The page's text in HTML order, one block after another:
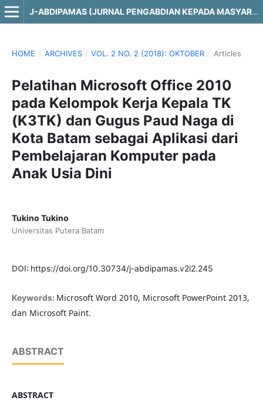
J-ABDIPAMAS (JURNAL PENGABDIAN KEPADA MASYARAKAT)
HOME / ARCHIVES / VOL. 2 NO. 2 (2018): OKTOBER / Articles
Pelatihan Microsoft Office 2010
pada Kelompok Kerja Kepala TK
(K3TK) dan Gugus Paud Naga di
Kota Batam sebagai Aplikasi dari
Pembelajaran Komputer pada
Anak Usia Dini
Tukino Tukino
Universitas Putera Batam
DOI: https://doi.org/10.30734/j-abdipamas.v2i2.245
Keywords: Microsoft Word 2010, Microsoft PowerPoint 2013,
dan Microsoft Paint.
ABSTRACT
ABSTRACT